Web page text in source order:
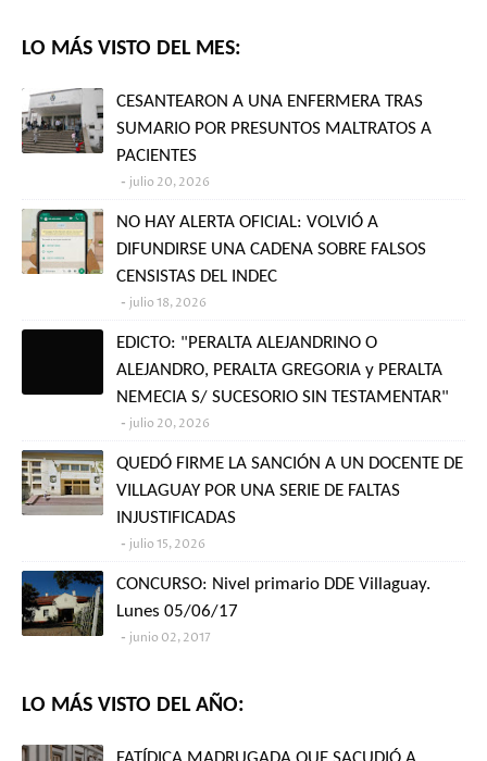
LO MÁS VISTO DEL MES:
CESANTEARON A UNA ENFERMERA TRAS
SUMARIO POR PRESUNTOS MALTRATOS A
PACIENTES
julio 20, 2026
NO HAY ALERTA OFICIAL: VOLVIÓ A
DIFUNDIRSE UNA CADENA SOBRE FALSOS
CENSISTAS DEL INDEC
julio 18, 2026
EDICTO: "PERALTA ALEJANDRINO O
ALEJANDRO, PERALTA GREGORIA y PERALTA
NEMECIA S/ SUCESORIO SIN TESTAMENTAR"
julio 20, 2026
QUEDÓ FIRME LA SANCIÓN A UN DOCENTE DE
VILLAGUAY POR UNA SERIE DE FALTAS
INJUSTIFICADAS
julio 15, 2026
CONCURSO: Nivel primario DDE Villaguay.
Lunes 05/06/17
junio 02, 2017
LO MÁS VISTO DEL AÑO: